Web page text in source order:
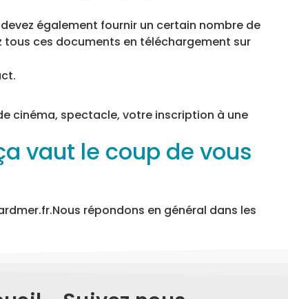
également fournir un certain nombre de
ces documents en téléchargement sur
cinéma, spectacle, votre inscription à une
vaut le coup de vous
répondons en général dans les